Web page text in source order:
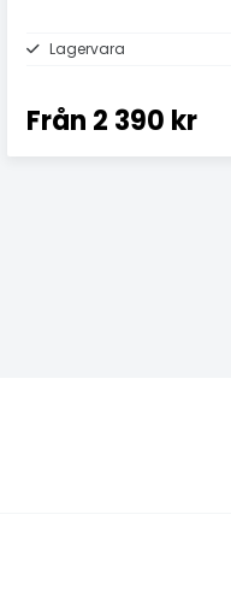
Lagervara
Från 2 390 kr